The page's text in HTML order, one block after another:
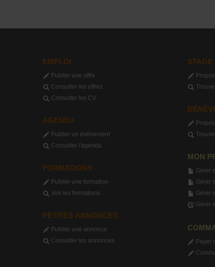
EMPLOI
Publier une offre
Consulter les offres
Consulter les CV
AGENDA
Publier un événement
Consulter l'agenda
FORMATIONS
Publier une formation
Voir les formations
PETITES ANNONCES
Publier une annonce
Consulter les annonces
STAGE
MON
Gérer
Gérer
Gérer
Gérer
Payer